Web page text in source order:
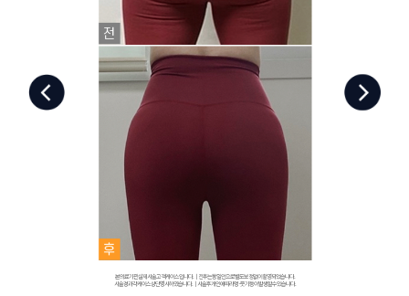
본 의료기관 실제 시술 고객 케이스입니다. ｜ 전후는 동일인으로 별도 보정 없이 촬영되었습니다.
시술 경과 각 케이스 상단 명시하였습니다. ｜ 시술 후 개인에 따라 멍·붓기 등이 발생할 수 있습니다.